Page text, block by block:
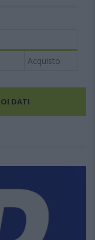
Acquisto
DATI